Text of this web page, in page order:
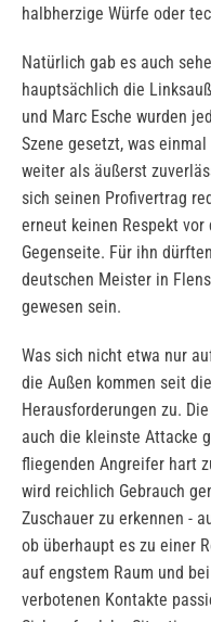
halbherzige Würfe oder
Natürlich gab es auch
hauptsächlich die
und Marc Esche wurden
Szene gesetzt, was
weiter als äußerst
sich seinen Profivertrag
erneut keinen Respekt
Gegenseite. Für ihn
deutschen Meister in
gewesen sein.
Was sich nicht etwa nur
die Außen kommen seit
Herausforderungen zu.
auch die kleinste Attacke
fliegenden Angreifer hart
wird reichlich Gebrauch
Zuschauer zu erkennen -
ob überhaupt es zu einer
auf engstem Raum und
verbotenen Kontakte